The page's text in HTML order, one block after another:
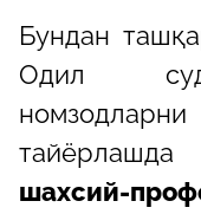
Бундан
Одил
шахсий-